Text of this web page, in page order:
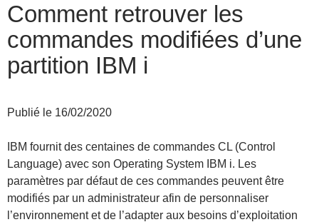
Comment retrouver les
commandes modifiées d’une
partition IBM i
Publié le 16/02/2020
IBM fournit des centaines de commandes CL (Control
Language) avec son Operating System IBM i. Les
paramètres par défaut de ces commandes peuvent être
modifiés par un administrateur afin de personnaliser
l’environnement et de l’adapter aux besoins d’exploitation